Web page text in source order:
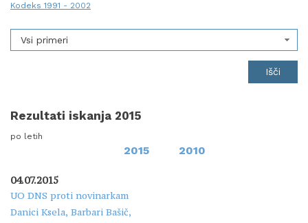
Kodeks 1991 - 2002
Vsi primeri
Rezultati iskanja 2015
po letih
2015 2010
04.07.2015
UO DNS proti novinarkam
Danici Ksela, Barbari Bašič,